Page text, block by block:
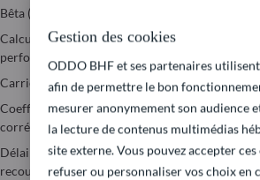
Bêta (β)
Calcul de
performance
Carried Interest
Coefficient de
corrélation
Délai avant
recouvrement (Time
(Benchmark)
(Maximum
Drawdown)
Pondération active
Ratio d’information
Ratio de Sharpe
Gestion des cookies
ODDO BHF et ses partenaires
afin de permettre le bon
mesurer anonymement son audience
la lecture de contenus multimédias
site externe. Vous pouvez accepter ces
refuser ou personnaliser vos choix en